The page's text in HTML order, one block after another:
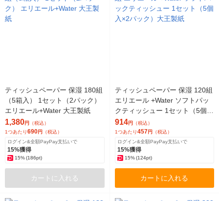
ティッシュペーパー 保湿 180組
（5箱入） 1セット（2パック）
エリエール+Water 大王製紙
1,380円 （税込）
1つあたり690円 （税込）
ログイン&全額PayPay支払いで
15%獲得
15%(186pt)
カートに入れる
ティッシュペーパー 保湿 120組
エリエール +Water ソフトパッ
クティッシュー 1セット（5個入
×2パック）大王製紙
914円 （税込）
1つあたり457 円 （税込）
ログイン&全額PayPay支払いで
15%獲得
15% (124pt)
カートに入れる